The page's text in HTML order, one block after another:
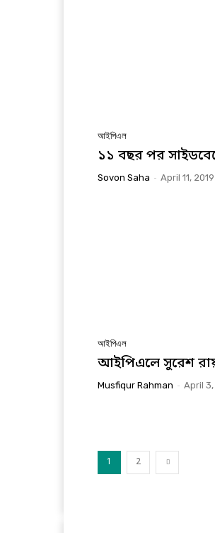
আইপিএল
১১ বছর পর
Sovon Saha - April 11, 2019
আইপিএল
আইপিএলে সুরেশ
Musfiqur Rahman - April 3,
1 2